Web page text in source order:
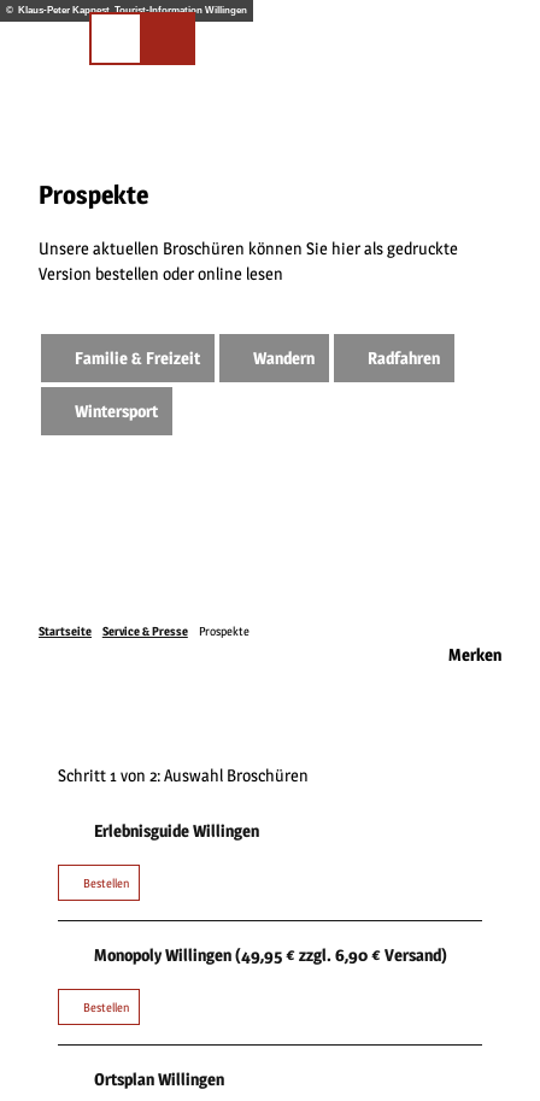
Z© Klaus-Peter Kappest, Tourist-Information Willingen
Prospekte
Unsere aktuellen Broschüren können Sie hier als gedruckte
Version bestellen oder online lesen
Familie & Freizeit Wandern Radfahren
Wintersport
Startseite Service & Presse Prospekte
Merken
Schritt 1 von 2: Auswahl Broschüren
Erlebnisguide Willingen
Bestellen
Monopoly Willingen (49,95 € zzgl. 6,90 € Versand)
Bestellen
Ortsplan Willingen